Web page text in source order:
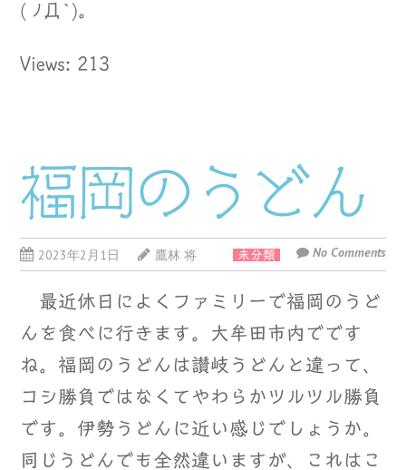
( ﾉД`)。
Views: 213
福岡のうどん
2023年2月1日 鷹林 将 未分類 No Comments
最近休日によくファミリーで福岡のうど
んを食べに行きます。大牟田市内でです
ね。福岡のうどんは讃岐うどんと違って、
コシ勝負ではなくてやわらかツルツル勝負
です。伊勢うどんに近い感じでしょうか。
同じうどんでも全然違いますが、これはこ